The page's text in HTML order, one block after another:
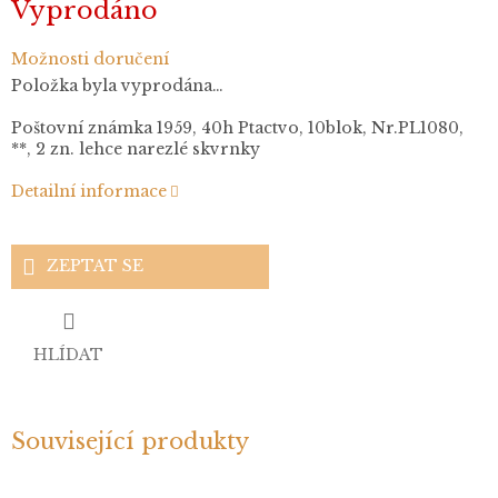
cena:
Vyprodáno
Možnosti doručení
Položka byla vyprodána…
Poštovní známka 1959, 40h Ptactvo, 10blok, Nr.PL1080,
**, 2 zn. lehce narezlé skvrnky
Detailní informace
ZEPTAT SE
HLÍDAT
Související produkty